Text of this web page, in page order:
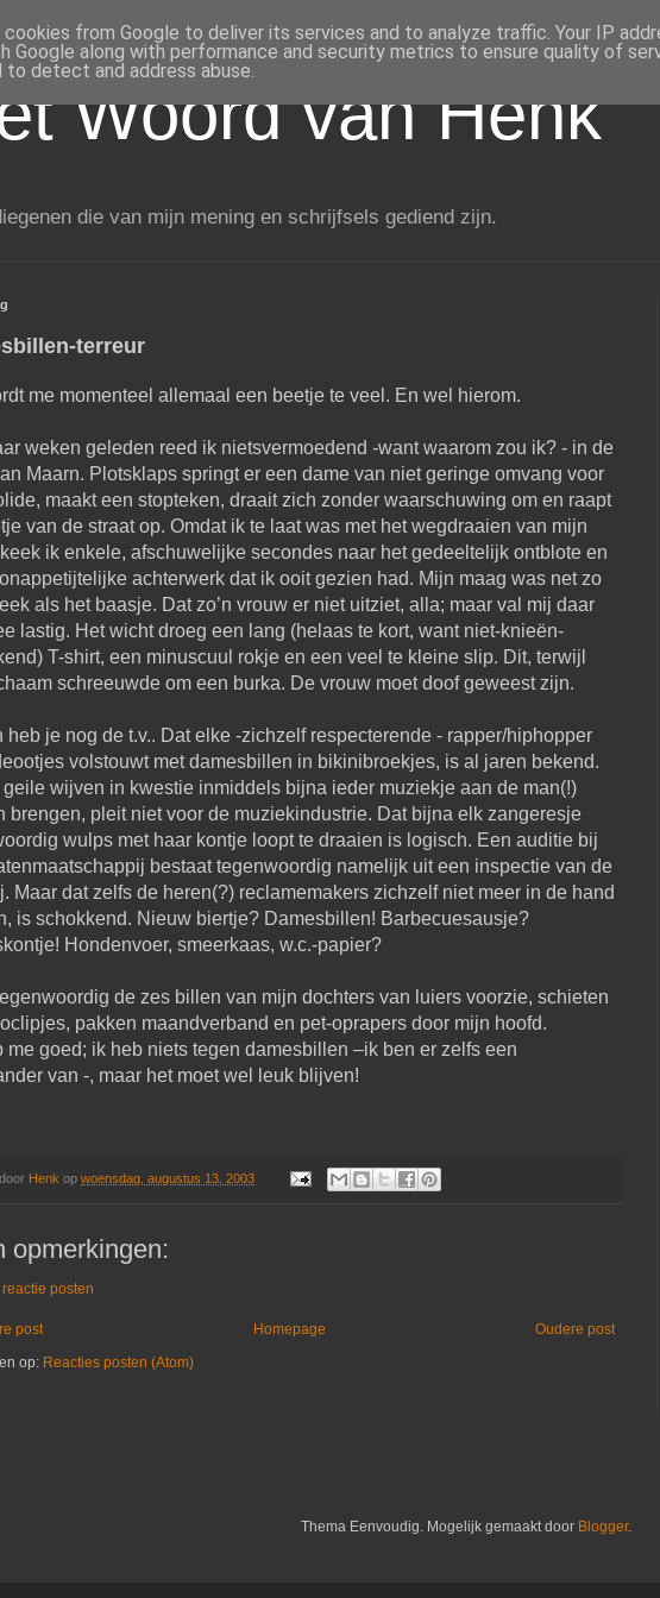
Woord van Henk
die van mijn mening en schrijfsels gediend zijn.
terreur
me momenteel allemaal een beetje te veel. En wel hierom.
weken geleden reed ik nietsvermoedend -want waarom zou ik? - in de
Maarn. Plotsklaps springt er een dame van niet geringe omvang voor
maakt een stopteken, draait zich zonder waarschuwing om en raapt
van de straat op. Omdat ik te laat was met het wegdraaien van mijn
ik enkele, afschuwelijke secondes naar het gedeeltelijk ontblote en
achterwerk dat ik ooit gezien had. Mijn maag was net zo
als het baasje. Dat zo’n vrouw er niet uitziet, alla; maar val mij daar
lastig. Het wicht droeg een lang (helaas te kort, want niet-knieën-
T-shirt, een minuscuul rokje en een veel te kleine slip. Dit, terwijl
schreeuwde om een burka. De vrouw moet doof geweest zijn.
heb je nog de t.v.. Dat elke -zichzelf respecterende - rapper/hiphopper
volstouwt met damesbillen in bikinibroekjes, is al jaren bekend.
geile wijven in kwestie inmiddels bijna ieder muziekje aan de man(!)
brengen, pleit niet voor de muziekindustrie. Dat bijna elk zangeresje
wulps met haar kontje loopt te draaien is logisch. Een auditie bij
bestaat tegenwoordig namelijk uit een inspectie van de
Maar dat zelfs de heren(?) reclamemakers zichzelf niet meer in de hand
is schokkend. Nieuw biertje? Damesbillen! Barbecuesausje?
Hondenvoer, smeerkaas, w.c.-papier?
de zes billen van mijn dochters van luiers voorzie, schieten
pakken maandverband en pet-oprapers door mijn hoofd.
me goed; ik heb niets tegen damesbillen –ik ben er zelfs een
van -, maar het moet wel leuk blijven!
Henk op woensdag, augustus 13, 2003
opmerkingen:
reactie posten
post Oudere post
Homepage
op: Reacties posten (Atom)
Thema Eenvoudig. Mogelijk gemaakt door Blogger.
from Google to deliver its services and to analyze traffic. Your IP
Google along with performance and security metrics to ensure quality of
detect and address abuse.